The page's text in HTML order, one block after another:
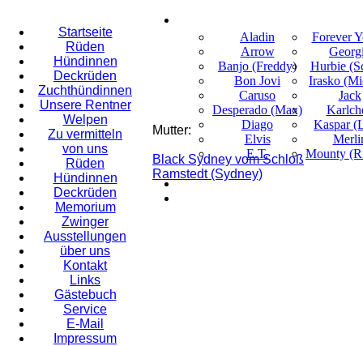
Startseite
Rüden
Hündinnen
Deckrüden
Zuchthündinnen
Unsere Rentner
Welpen
Zu vermitteln
von uns
Rüden
Hündinnen
Deckrüden
Memorium
Zwinger
Ausstellungen
über uns
Kontakt
Links
Gästebuch
Service
E-Mail
Impressum
Aladin
Arrow
Banjo (Freddy)
Bon Jovi
Caruso
Desperado (Max)
Diago
Elvis
E.T.
Forever
Hurbie
Irasko
Jack
Kaspar
Mounty
Mutter:
Black Sydney vom Schloß
Ramstedt (Sydney)